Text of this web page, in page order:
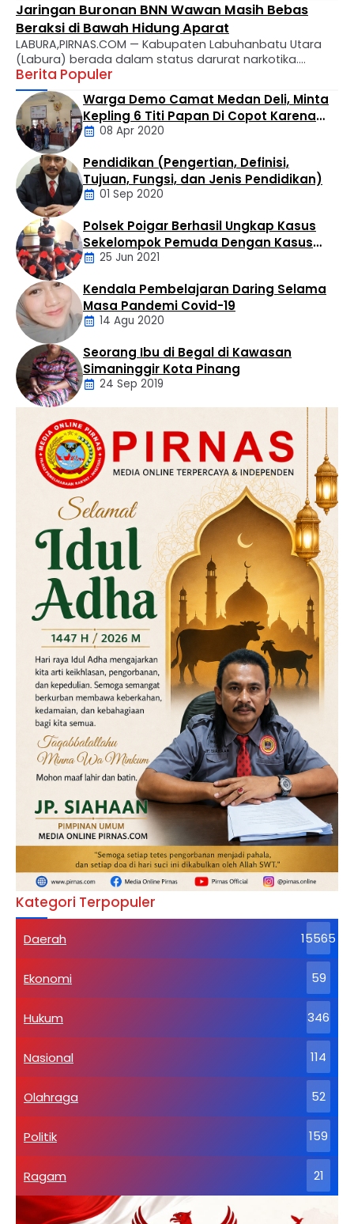
Jaringan Buronan BNN Wawan Masih Bebas
Beraksi di Bawah Hidung Aparat
LABURA,PIRNAS.COM — Kabupaten Labuhanbatu Utara
(Labura) berada dalam status darurat narkotika.
Bandar besar buronan BNN, Hadi Qurniawan
Simangunsong alias Wawan, diduga masih leluasa
mengendalikan kerajaan hitam sabu di wilayah Kualuh
Selatan dan Kualuh Hulu melalui kaki tangannya, meski
telah berstatus Daftar Pencarian Orang (DPO).
Berdasarkan investigasi warga, gurita bisnis haram ini
beroperasi tanpa tersentuh di …
Berita Populer
Daerah
Warga Demo Camat Medan Deli, Minta
Kepling 6 Titi Papan Di Copot Karena
Tak Perduli Sama Warganya
08 Apr 2020
Artikel
Pendidikan (Pengertian, Definisi,
Tujuan, Fungsi, dan Jenis Pendidikan)
01 Sep 2020
Daerah
Polsek Poigar Berhasil Ungkap Kasus
Sekelompok Pemuda Dengan Kasus
Pencabulan
25 Jun 2021
Artikel
Kendala Pembelajaran Daring Selama
Masa Pandemi Covid-19
14 Agu 2020
Daerah
Hukum
Kriminal
Labusel
Seorang Ibu di Begal di Kawasan
Simaninggir Kota Pinang
24 Sep 2019
Kategori Terpopuler
Daerah 15565
Ekonomi 59
Hukum 346
Nasional 114
Olahraga 52
Politik 159
Ragam 21